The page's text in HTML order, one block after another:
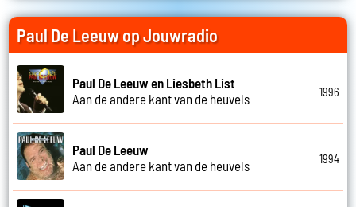
Paul De Leeuw op Jouwradio
Paul De Leeuw en Liesbeth List
Aan de andere kant van de heuvels
1996
Paul De Leeuw
Aan de andere kant van de heuvels
1994